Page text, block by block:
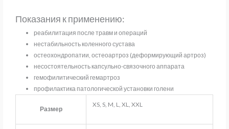
Показания к применению:
реабилитация после травм и операций
нестабильность коленного сустава
остеохондропатии, остеоартроз (деформирующий артроз)
несостоятельность капсульно-связочного аппарата
гемофилитический гемартроз
профилактика патологической установки голени
Размер
XS, S, M, L, XL, XXL